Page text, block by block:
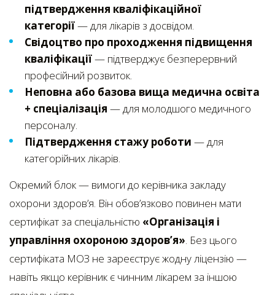
підтвердження кваліфікаційної
категорії— для лікарів з досвідом.
Свідоцтво про проходження підвищення
кваліфікації— підтверджує безперервний
професійний розвиток.
Неповна або базова вища медична освіта
+ спеціалізація — для молодшого медичного
персоналу.
Підтвердження стажу роботи — для
категорійних лікарів.
Окремий блок — вимоги до керівника закладу
охорони здоров’я. Він обов’язково повинен мати
сертифікат за спеціальністю «Організація і
управління охороною здоров’я». Без цього
сертифіката МОЗ не зареєструє жодну ліцензію —
навіть якщо керівник є чинним лікарем за іншою